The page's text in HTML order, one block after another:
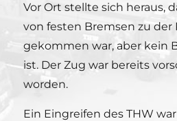
Vor Ort stellte sich heraus,
von festen Bremsen zu
gekommen war, aber kein
ist. Der Zug war bereits
worden.
Ein Eingreifen des THW